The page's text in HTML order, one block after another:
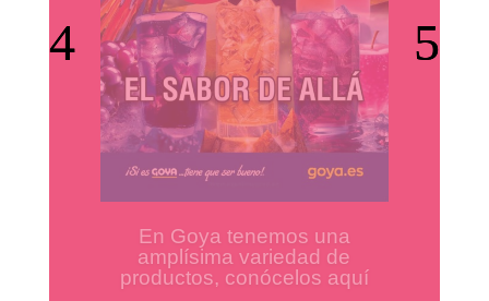
Los mejores productos para
tus platos preferidos.